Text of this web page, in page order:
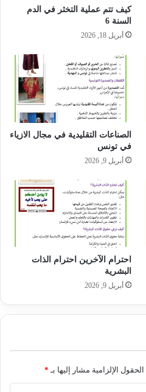
كيف تتم عملية التخثر في الدم
السنة 6
أبريل 18, 2026
الصناعات التقليدية في مجال الازياء
في تونس
أبريل 9, 2026
احترام الآخرين احترام الذات
البشرية
أبريل 9, 2026
الحقول الإلزامية مشار إليها بـ *